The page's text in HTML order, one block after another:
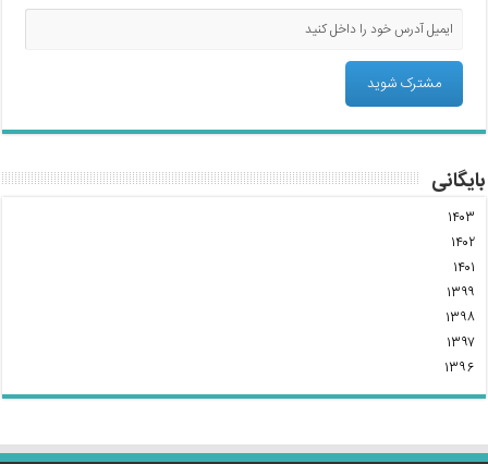
بایگانی
۱۴۰۳
۱۴۰۲
۱۴۰۱
۱۳۹۹
۱۳۹۸
۱۳۹۷
۱۳۹۶